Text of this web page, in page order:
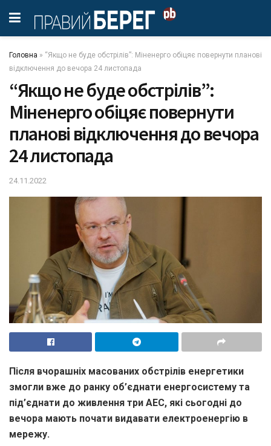
Головна » “Якщо не буде обстрілів”: Міненерго обіцяє повернути планові
відключення до вечора 24 листопада
“Якщо не буде обстрілів”:
Міненерго обіцяє повернути
планові відключення до вечора
24 листопада
24.11.2022
Після вчорашніх масованих обстрілів енергетики
змогли вже до ранку об’єднати енергосистему та
під’єднати до живлення три АЕС, які сьогодні до
вечора мають почати видавати електроенергію в
мережу.